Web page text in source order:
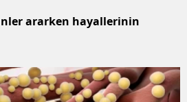
ararken hayallerinin